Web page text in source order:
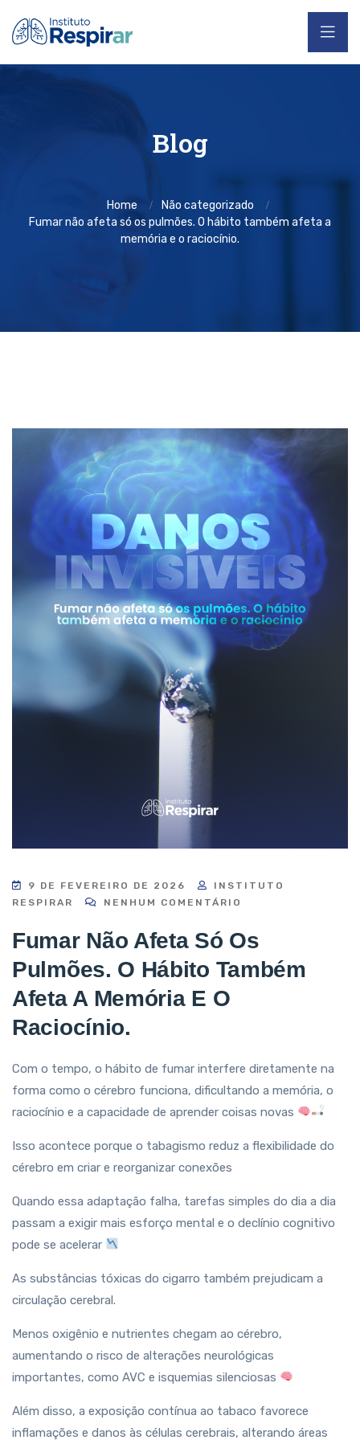
Blog
Home
Não categorizado
Fumar não afeta só os pulmões. O hábito também afeta a
memória e o raciocínio.
9 DE FEVEREIRO DE 2026
INSTITUTO
RESPIRAR
NENHUM COMENTÁRIO
Fumar Não Afeta Só Os
Pulmões. O Hábito Também
Afeta A Memória E O
Raciocínio.
Com o tempo, o hábito de fumar interfere diretamente na
forma como o cérebro funciona, dificultando a memória, o
raciocínio e a capacidade de aprender coisas novas
Isso acontece porque o tabagismo reduz a flexibilidade do
cérebro em criar e reorganizar conexões
Quando essa adaptação falha, tarefas simples do dia a dia
passam a exigir mais esforço mental e o declínio cognitivo
pode se acelerar
As substâncias tóxicas do cigarro também prejudicam a
circulação cerebral.
Menos oxigênio e nutrientes chegam ao cérebro,
aumentando o risco de alterações neurológicas
importantes, como AVC e isquemias silenciosas
Além disso, a exposição contínua ao tabaco favorece
inflamações e danos às células cerebrais, alterando áreas